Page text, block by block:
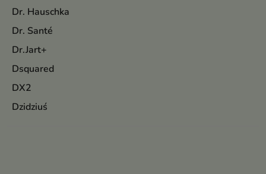
Dr. Hauschka
Dr. Santé
Dr.Jart+
Dsquared
DX2
Dzidziuś